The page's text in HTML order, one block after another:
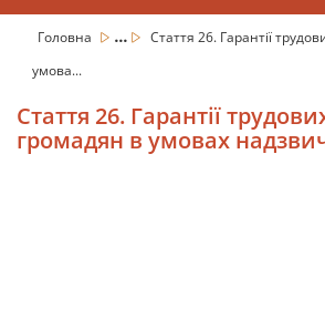
Головна ...
Стаття 26. Гарантії
умова...
Стаття 26. Гарантії
громадян в умовах